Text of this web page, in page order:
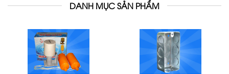
DANH MỤC SẢN PHẨM